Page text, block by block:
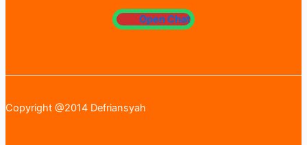
Open Chat
Copyright @2014 Defriansyah